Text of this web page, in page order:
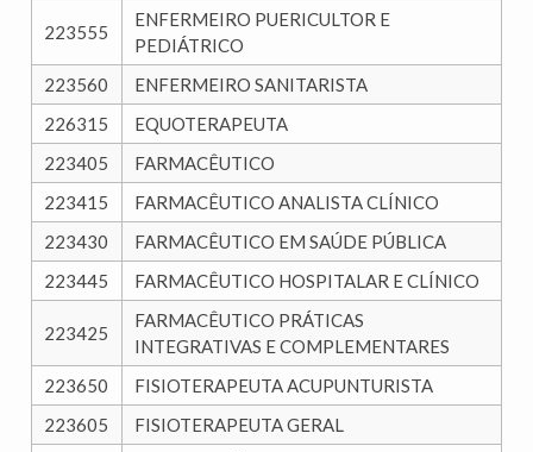
223555
ENFERMEIRO PUERICULTOR E
PEDIÁTRICO
223560
ENFERMEIRO SANITARISTA
226315
EQUOTERAPEUTA
223405
FARMACÊUTICO
223415
FARMACÊUTICO ANALISTA CLÍNICO
223430
FARMACÊUTICO EM SAÚDE PÚBLICA
223445
FARMACÊUTICO HOSPITALAR E CLÍNICO
223425
FARMACÊUTICO PRÁTICAS
INTEGRATIVAS E COMPLEMENTARES
223650
FISIOTERAPEUTA ACUPUNTURISTA
223605
FISIOTERAPEUTA GERAL